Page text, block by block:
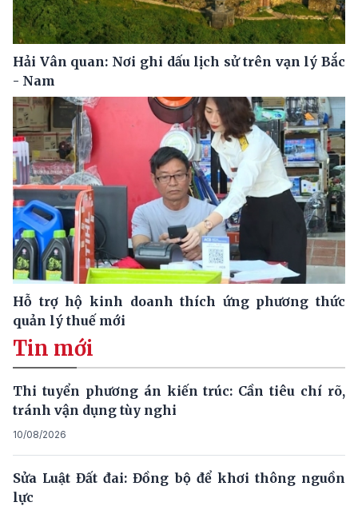
Hải Vân quan: Nơi ghi dấu lịch sử trên vạn lý Bắc
- Nam
Hỗ trợ hộ kinh doanh thích ứng phương thức
quản lý thuế mới
Tin mới
Thi tuyển phương án kiến trúc: Cần tiêu chí rõ,
tránh vận dụng tùy nghi
10/08/2026
Sửa Luật Đất đai: Đồng bộ để khơi thông nguồn
lực